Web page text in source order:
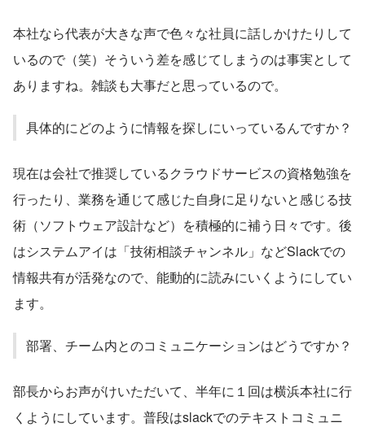
本社なら代表が大きな声で色々な社員に話しかけたりして
いるので（笑）そういう差を感じてしまうのは事実として
ありますね。雑談も大事だと思っているので。
具体的にどのように情報を探しにいっているんですか？
現在は会社で推奨しているクラウドサービスの資格勉強を
行ったり、業務を通じて感じた自身に足りないと感じる技
術（ソフトウェア設計など）を積極的に補う日々です。後
はシステムアイは「技術相談チャンネル」などSlackでの
情報共有が活発なので、能動的に読みにいくようにしてい
ます。
部署、チーム内とのコミュニケーションはどうですか？
部長からお声がけいただいて、半年に１回は横浜本社に行
くようにしています。普段はslackでのテキストコミュニ